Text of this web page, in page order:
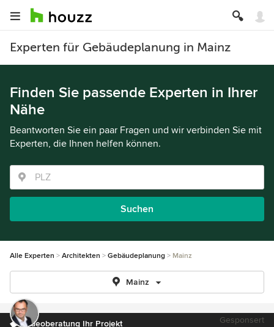
Experten für Gebäudeplanung in Mainz
Finden Sie passende Experten in Ihrer
Nähe
Beantworten Sie ein paar Fragen und wir verbinden Sie mit
Experten, die Ihnen helfen können.
Suchen
Alle Experten Architekten Gebäudeplanung Mainz
Mainz
Videoberatung Ihr Projekt Gesponsert